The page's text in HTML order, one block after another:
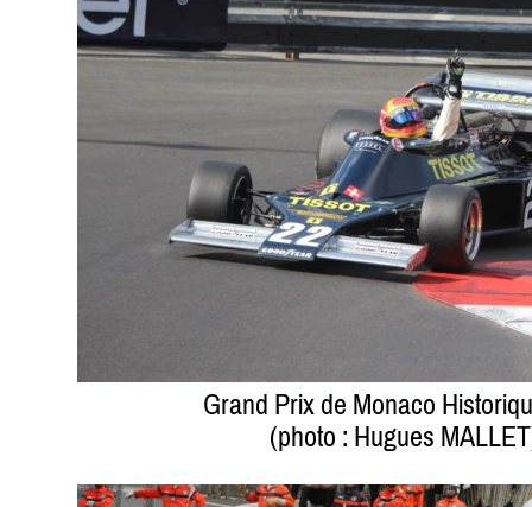
Grand Prix de Monaco
(photo : Hugues